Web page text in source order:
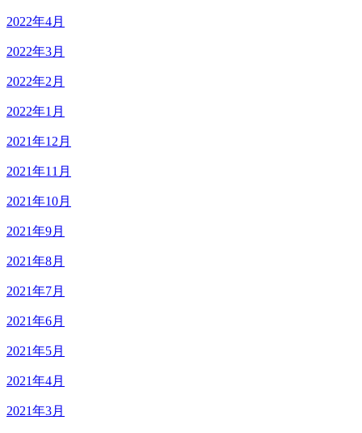
2022年4月
2022年3月
2022年2月
2022年1月
2021年12月
2021年11月
2021年10月
2021年9月
2021年8月
2021年7月
2021年6月
2021年5月
2021年4月
2021年3月